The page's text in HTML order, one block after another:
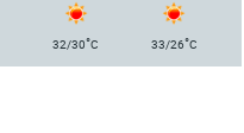
32/30°C 33/26°C